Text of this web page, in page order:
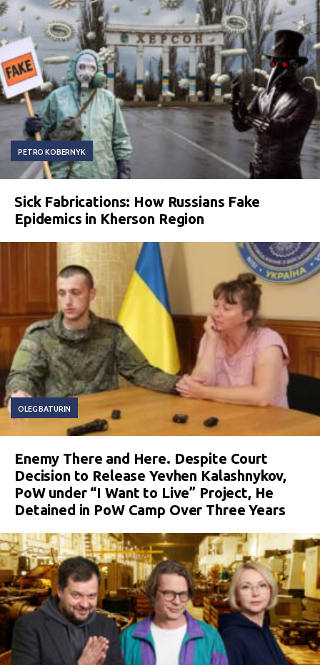
PETRO KOBERNYK
Sick Fabrications: How Russians Fake
Epidemics in Kherson Region
OLEG BATURIN
Enemy There and Here. Despite Court
Decision to Release Yevhen Kalashnykov,
PoW under “I Want to Live” Project, He
Detained in PoW Camp Over Three Years